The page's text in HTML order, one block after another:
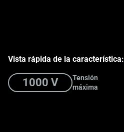
Vista rápida de la característica:
1000 V
Tensión
máxima